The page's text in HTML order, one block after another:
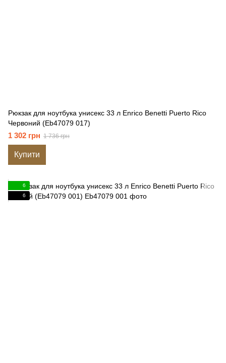
Рюкзак для ноутбука унисекс 33 л Enrico Benetti Puerto Rico
Червоний (Eb47079 017)
1 302 грн 1 736 грн
Купити
6
6